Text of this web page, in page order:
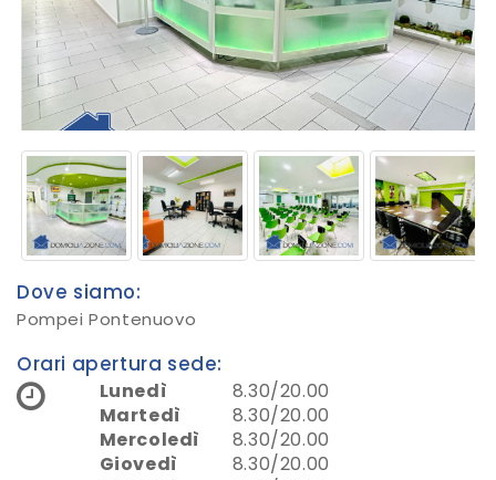
Next
Dove siamo:
Pompei Pontenuovo
Orari apertura sede:
Lunedì
8.30/20.00
Martedì
8.30/20.00
Mercoledì
8.30/20.00
Giovedì
8.30/20.00